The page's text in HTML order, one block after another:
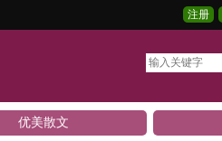
注册
优美散文